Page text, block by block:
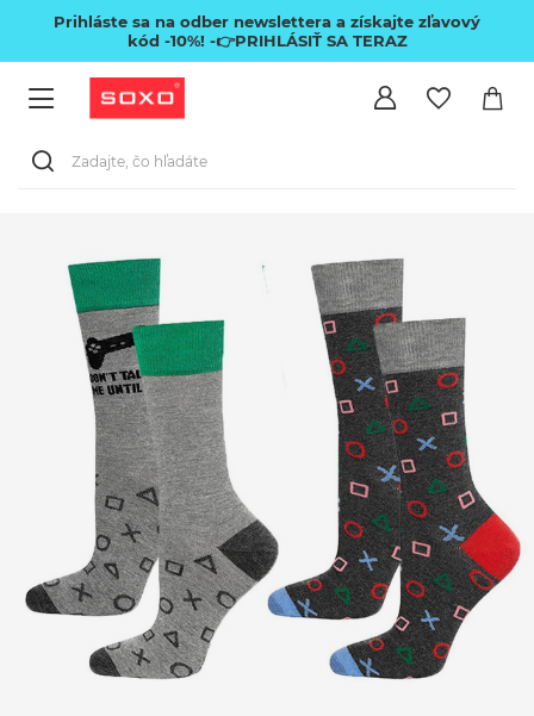
Prihláste sa na odber newslettera a získajte zľavový
kód -10%! -👉PRIHLÁSIŤ SA TERAZ